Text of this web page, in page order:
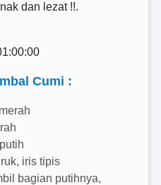
dan lezat !!.
Cumi :
iris tipis
bagian putihnya,